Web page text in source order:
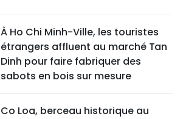
À Ho Chi Minh-Ville, les touristes
étrangers affluent au marché Tan
Dinh pour faire fabriquer des
sabots en bois sur mesure
Co Loa, berceau historique au